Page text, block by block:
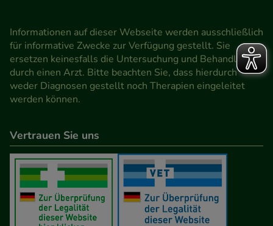
Informationen auf dieser Webseite werden ausschließlich
für informative Zwecke zur Verfügung gestellt. Sie
ersetzen keinesfalls die Untersuchung und Behandlung
durch einen Arzt. Bitte beachten Sie, dass hierdurch
weder Diagnosen gestellt noch Therapien eingeleitet
werden können.
Vertrauen Sie uns